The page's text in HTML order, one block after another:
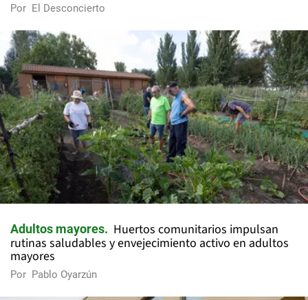
Por El Desconcierto
Adultos mayores
Huertos comunitarios impulsan
rutinas saludables y envejecimiento activo en adultos
mayores
Por Pablo Oyarzún